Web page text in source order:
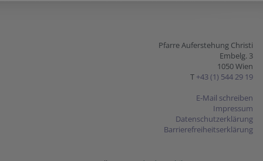
Pfarre Auferstehung Christi
Embelg. 3
1050 Wien
T +43 (1) 544 29 19
E-Mail schreiben
Impressum
Datenschutzerklärung
Barrierefreiheitserklärung